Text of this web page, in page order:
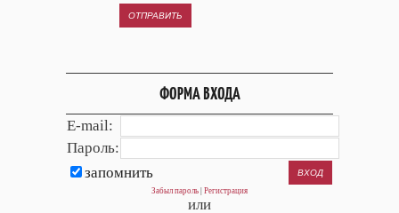
ОТПРАВИТЬ
ФОРМА ВХОДА
E-mail:
Пароль:
запомнить
Забыл пароль Регистрация
или